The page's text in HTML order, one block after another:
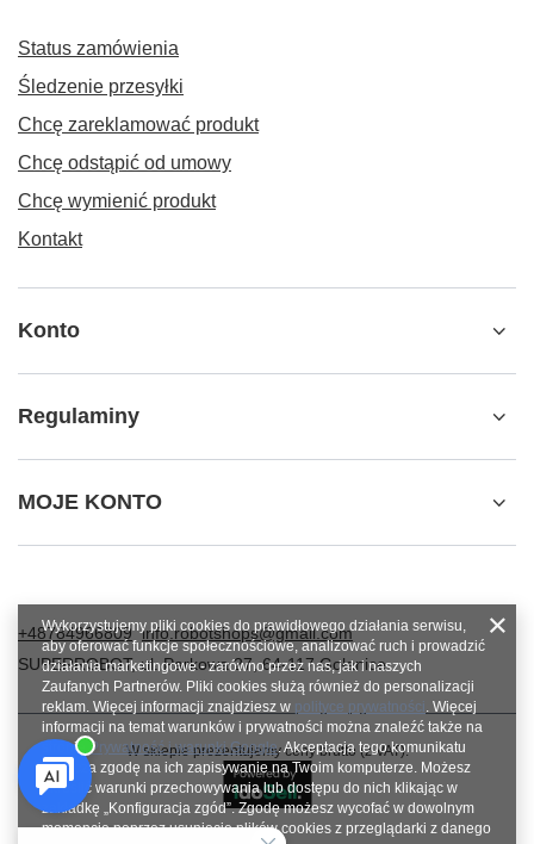
Status zamówienia
Śledzenie przesyłki
Chcę zareklamować produkt
Chcę odstąpić od umowy
Chcę wymienić produkt
Kontakt
Konto
Regulaminy
MOJE KONTO
+48784966809 info.robotshops@gmail.com
SUPERROBOT,ul. Parkowa 27,64-117Gołanice
W sklepie prezentujemy ceny brutto (z VAT).
Wykorzystujemy pliki cookies do prawidłowego działania serwisu,
aby oferować funkcje społecznościowe, analizować ruch i prowadzić
działania marketingowe - zarówno przez nas, jak i naszych
Zaufanych Partnerów. Pliki cookies służą również do personalizacji
reklam. Więcej informacji znajdziesz w polityce prywatności. Więcej
informacji na temat warunków i prywatności można znaleźć także na
stronie Prywatność i warunki Google. Akceptacja tego komunikatu
oznacza zgodę na ich zapisywanie na Twoim komputerze. Możesz
określić warunki przechowywania lub dostępu do nich klikając w
zakładkę „Konfiguracja zgód”. Zgodę możesz wycofać w dowolnym
momencie poprzez usunięcie plików cookies z przeglądarki z danego